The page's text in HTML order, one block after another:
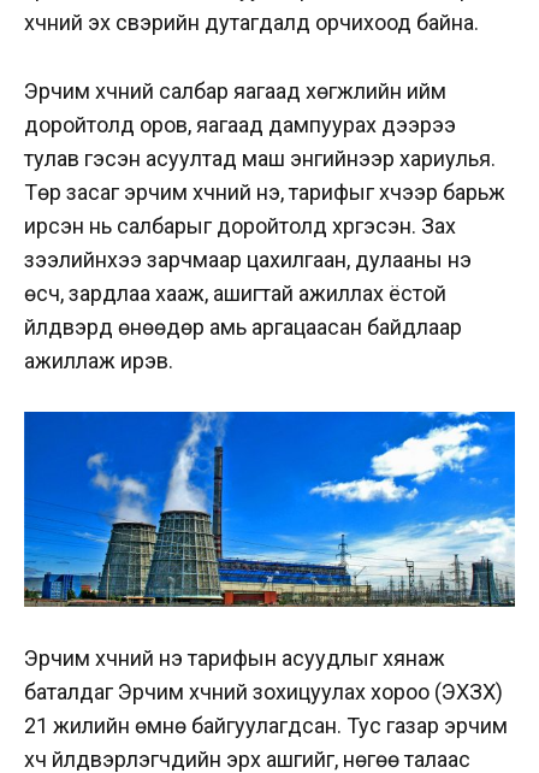
хүчний эх үүсвэрийн дутагдалд орчихоод байна.
Эрчим хүчний салбар яагаад хөгжлийн ийм
доройтолд оров, яагаад дампуурах дээрээ
тулав гэсэн асуултад маш энгийнээр хариулья.
Төр засаг эрчим хүчний үнэ, тарифыг хүчээр барьж
ирсэн нь салбарыг доройтолд хүргэсэн. Зах
зээлийнхээ зарчмаар цахилгаан, дулааны үнэ
өсч, зардлаа хааж, ашигтай ажиллах ёстой
үйлдвэрүүд өнөөдөр амь аргацаасан байдлаар
ажиллаж ирэв.
Эрчим хүчний үнэ тарифын асуудлыг хянаж
баталдаг Эрчим хүчний зохицуулах хороо (ЭХЗХ)
21 жилийн өмнө байгуулагдсан. Тус газар эрчим
хүч үйлдвэрлэгчдийн эрх ашгийг, нөгөө талаас